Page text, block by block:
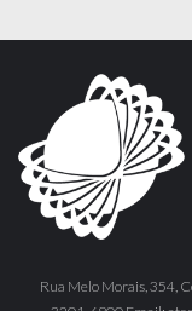
Rua Melo Morais, 354,